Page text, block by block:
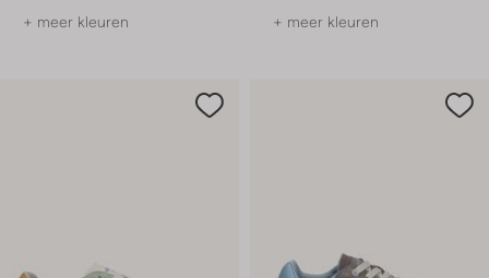
+ meer kleuren + meer kleuren